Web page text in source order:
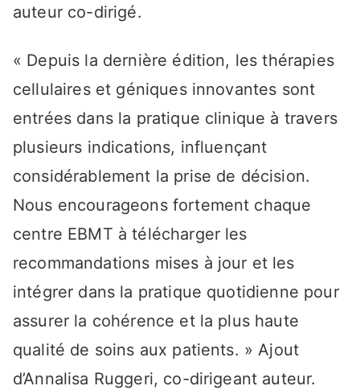
auteur co-dirigé.
« Depuis la dernière édition, les thérapies
cellulaires et géniques innovantes sont
entrées dans la pratique clinique à travers
plusieurs indications, influençant
considérablement la prise de décision.
Nous encourageons fortement chaque
centre EBMT à télécharger les
recommandations mises à jour et les
intégrer dans la pratique quotidienne pour
assurer la cohérence et la plus haute
qualité de soins aux patients. » Ajout
d’Annalisa Ruggeri, co-dirigeant auteur.